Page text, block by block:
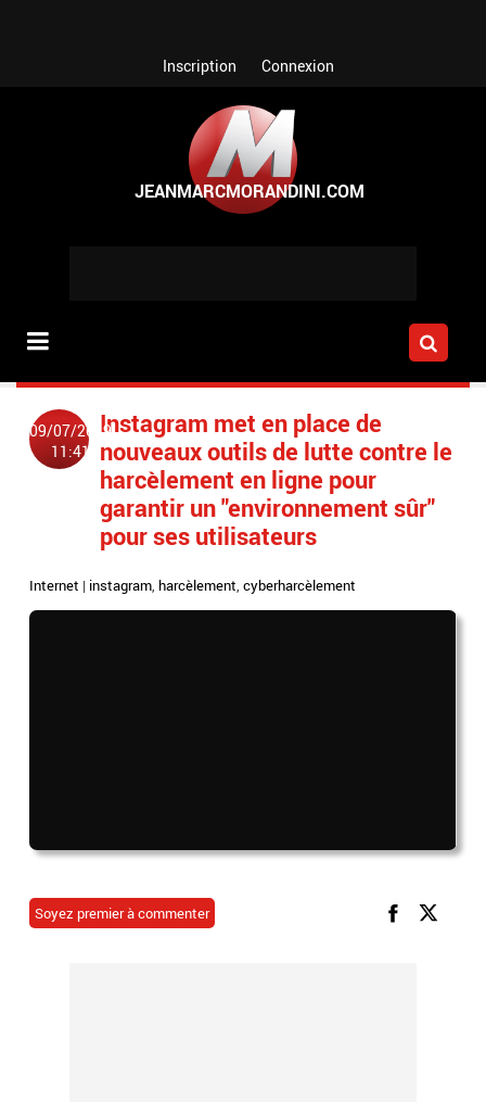
Inscription Connexion
09/07/2019
11:41
Instagram met en place de
nouveaux outils de lutte contre le
harcèlement en ligne pour
garantir un "environnement sûr"
pour ses utilisateurs
Internet | instagram,harcèlement,cyberharcèlement
Soyez premier à commenter